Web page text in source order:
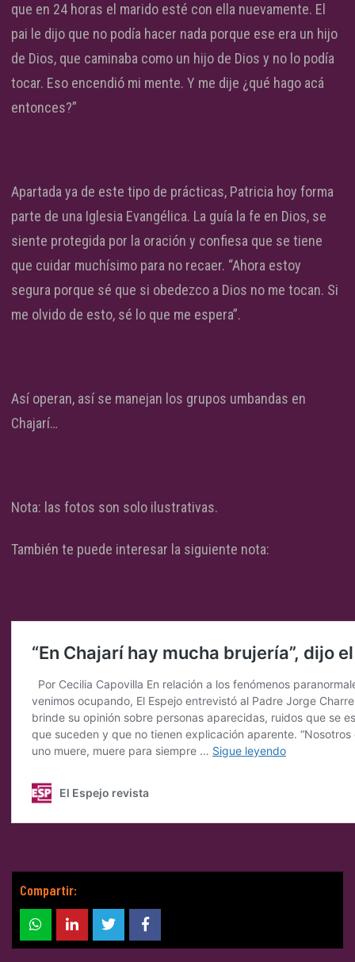
que en 24 horas el marido esté con ella nuevamente. El
pai le dijo que no podía hacer nada porque ese era un hijo
de Dios, que caminaba como un hijo de Dios y no lo podía
tocar. Eso encendió mi mente. Y me dije ¿qué hago acá
entonces?”
Apartada ya de este tipo de prácticas, Patricia hoy forma
parte de una Iglesia Evangélica. La guía la fe en Dios, se
siente protegida por la oración y confiesa que se tiene
que cuidar muchísimo para no recaer. “Ahora estoy
segura porque sé que si obedezco a Dios no me tocan. Si
me olvido de esto, sé lo que me espera”.
Así operan, así se manejan los grupos umbandas en
Chajarí…
Nota: las fotos son solo ilustrativas.
También te puede interesar la siguiente nota:
Compartir: